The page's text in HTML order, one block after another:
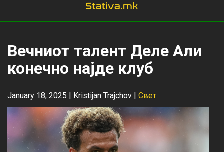
Вечниот талент Деле Али
конечно најде клуб
January 18, 2025 | Kristijan Trajchov | Свет